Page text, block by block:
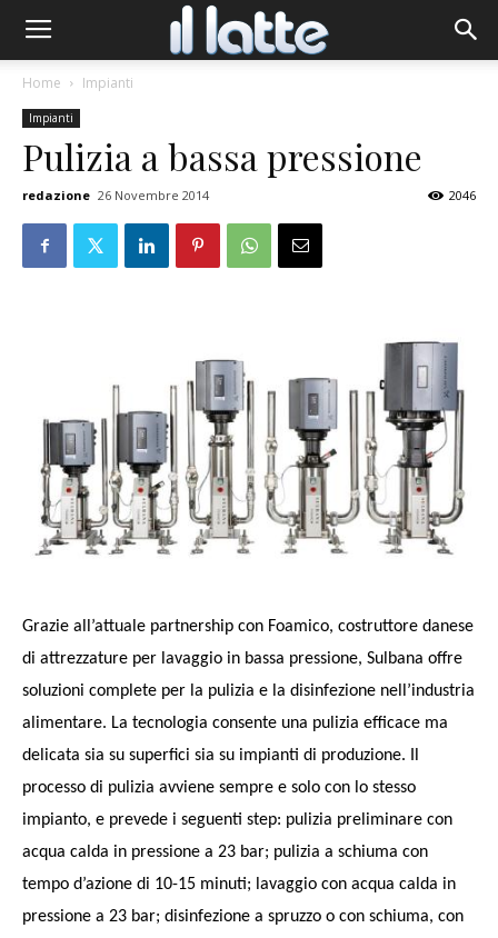
Home Impianti
Impianti
Pulizia a bassa pressione
redazione 26 Novembre 2014 2046
Grazie all’attuale partnership con Foamico, costruttore danese
di attrezzature per lavaggio in bassa pressione, Sulbana offre
soluzioni complete per la pulizia e la disinfezione nell’industria
alimentare. La tecnologia consente una pulizia efficace ma
delicata sia su superfici sia su impianti di produzione. Il
processo di pulizia avviene sempre e solo con lo stesso
impianto, e prevede i seguenti step: pulizia preliminare con
acqua calda in pressione a 23 bar; pulizia a schiuma con
tempo d’azione di 10-15 minuti; lavaggio con acqua calda in
pressione a 23 bar; disinfezione a spruzzo o con schiuma, con